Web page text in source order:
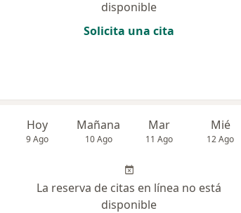
disponible
Solicita una cita
Hoy
9 Ago
Mañana
10 Ago
Mar
11 Ago
Mié
12 Ago
La reserva de citas en línea no está
disponible